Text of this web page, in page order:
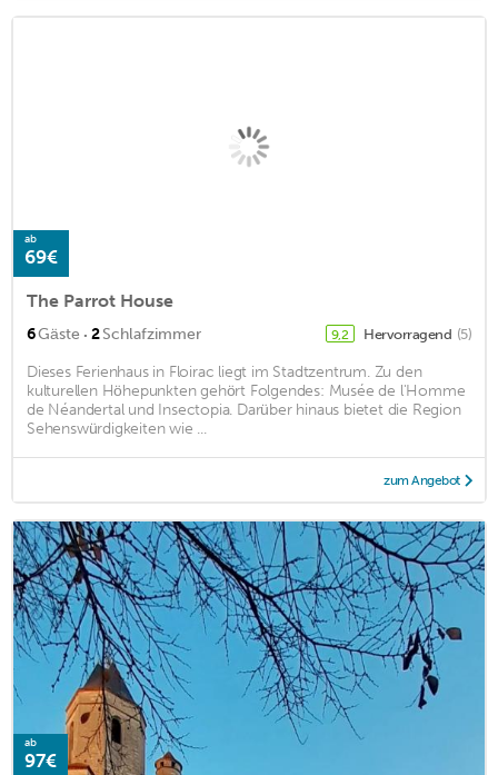
ab
69€
The Parrot House
6Gäste · 2Schlafzimmer 9,2 Hervorragend (5)
Dieses Ferienhaus in Floirac liegt im Stadtzentrum. Zu den
kulturellen Höhepunkten gehört Folgendes: Musée de l'Homme
de Néandertal und Insectopia. Darüber hinaus bietet die Region
Sehenswürdigkeiten wie ...
zum Angebot
ab
97€